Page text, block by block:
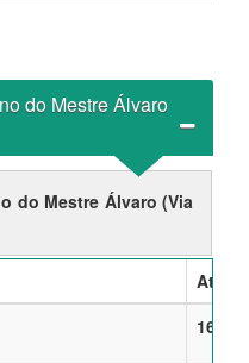
do Mestre Álvaro
do Mestre Álvaro (Via
16/